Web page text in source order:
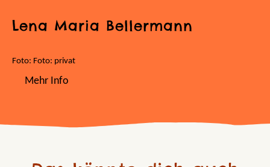
Lena Maria Bellermann
Foto: Foto: privat
Mehr Info